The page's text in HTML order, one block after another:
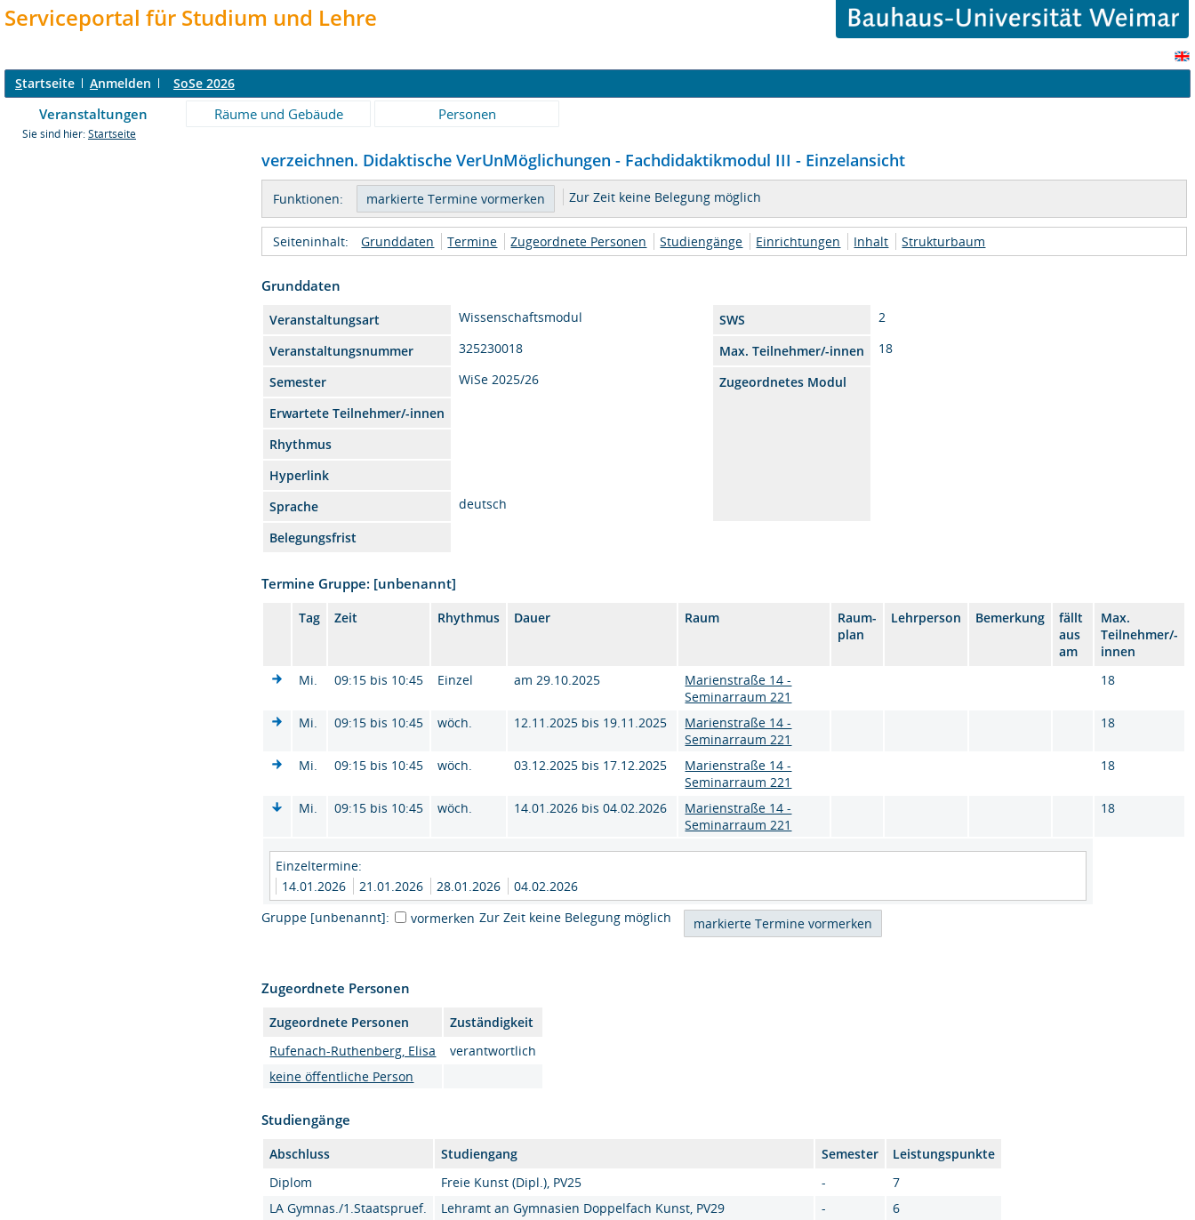
Serviceportal für Studium und Lehre
Startseite Anmelden SoSe 2026
Veranstaltungen Räume und Gebäude Personen
Sie sind hier: Startseite
verzeichnen. Didaktische VerUnMöglichungen - Fachdidaktikmodul III - Einzelansicht
Funktionen: Zur Zeit keine Belegung möglich
Seiteninhalt: Grunddaten Termine Zugeordnete Personen Studiengänge Einrichtungen Inhalt Strukturbaum
Grunddaten
Veranstaltungsart Wissenschaftsmodul SWS
2
Veranstaltungsnummer
325230018 Max. Teilnehmer/-innen
18
Semester
WiSe 2025/26
Zugeordnetes Modul
Erwartete Teilnehmer/-innen
Rhythmus
Hyperlink
Sprache
deutsch
Belegungsfrist
Termine Gruppe: [unbenannt]
Tag Zeit Rhythmus Dauer Raum
Raum-
plan
Lehrperson Bemerkung
fällt
aus
am
Max.
Teilnehmer/-
innen
Mi.
09:15 bis 10:45 Einzel am 29.10.2025
Marienstraße 14 -
Seminarraum 221
18
Mi. 09:15 bis 10:45 wöch. 12.11.2025 bis 19.11.2025
Marienstraße 14 -
Seminarraum 221
18
Mi. 09:15 bis 10:45 wöch. 03.12.2025 bis 17.12.2025
Marienstraße 14 -
Seminarraum 221
18
Mi. 09:15 bis 10:45 wöch. 14.01.2026 bis 04.02.2026
Marienstraße 14 -
Seminarraum 221
18
Einzeltermine:
14.01.2026
21.01.2026 28.01.2026
04.02.2026
Gruppe [unbenannt]:
vormerken Zur Zeit keine Belegung möglich
Zugeordnete Personen
Zugeordnete Personen
Zuständigkeit
Rufenach-Ruthenberg, Elisa
verantwortlich
keine öffentliche Person
Studiengänge
Abschluss Studiengang Semester
Leistungspunkte
Diplom
Freie Kunst (Dipl.), PV25 -
7
LA Gymnas./1.Staatspruef.
Lehramt an Gymnasien Doppelfach Kunst, PV29 -
6